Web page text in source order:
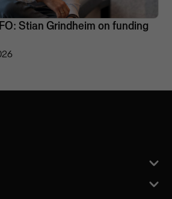
Stian Grindheim on funding